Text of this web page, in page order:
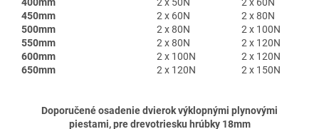
450mm
2 x 60N
2 x 80N
500mm
2 x 80N
2 x 100N
550mm
2 x 80N
2 x 120N
600mm
2 x 100N
2 x 120N
650mm
2 x 120N 2 x 150N
Doporučené osadenie dvierokvýklopnými plynovými
piestami, pre drevotriesku hrúbky 18mm